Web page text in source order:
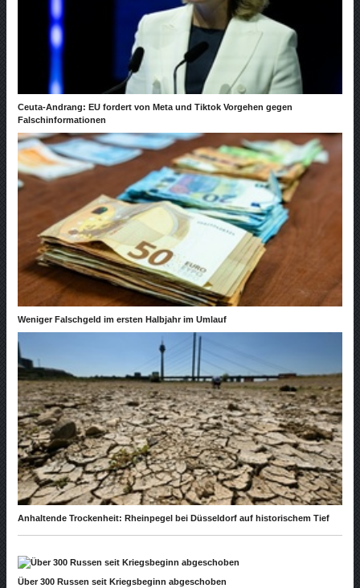
Ceuta-Andrang: EU fordert von Meta und Tiktok Vorgehen gegen
Falschinformationen
Weniger Falschgeld im ersten Halbjahr im Umlauf
Anhaltende Trockenheit: Rheinpegel bei Düsseldorf auf historischem Tief
Über 300 Russen seit Kriegsbeginn abgeschoben